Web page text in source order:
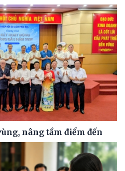
nâng tầm điểm đến